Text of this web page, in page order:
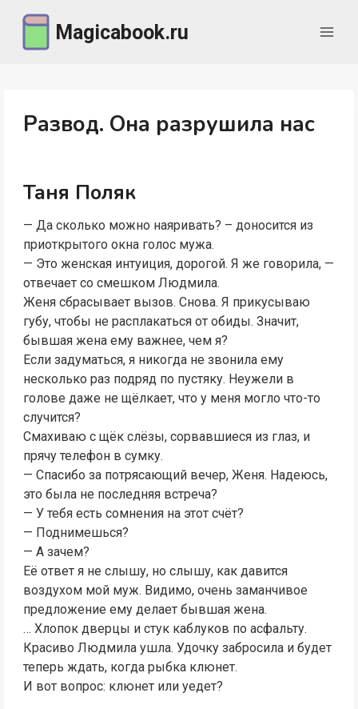
содержимому
Magicabook.ru
Развод. Она разрушила нас
Таня Поляк
— Да сколько можно наяривать? – доносится из
приоткрытого окна голос мужа.
— Это женская интуиция, дорогой. Я же говорила, —
отвечает со смешком Людмила.
Женя сбрасывает вызов. Снова. Я прикусываю
губу, чтобы не расплакаться от обиды. Значит,
бывшая жена ему важнее, чем я?
Если задуматься, я никогда не звонила ему
несколько раз подряд по пустяку. Неужели в
голове даже не щёлкает, что у меня могло что-то
случится?
Смахиваю с щёк слёзы, сорвавшиеся из глаз, и
прячу телефон в сумку.
— Спасибо за потрясающий вечер, Женя. Надеюсь,
это была не последняя встреча?
— У тебя есть сомнения на этот счёт?
— Поднимешься?
— А зачем?
Её ответ я не слышу, но слышу, как давится
воздухом мой муж. Видимо, очень заманчивое
предложение ему делает бывшая жена.
… Хлопок дверцы и стук каблуков по асфальту.
Красиво Людмила ушла. Удочку забросила и будет
теперь ждать, когда рыбка клюнет.
И вот вопрос: клюнет или уедет?